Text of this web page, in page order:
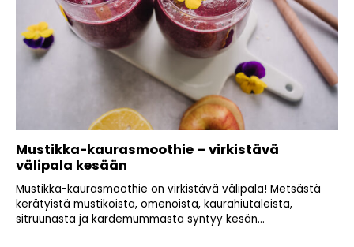
Mustikka-kaurasmoothie – virkistävä
välipala kesään
Mustikka-kaurasmoothie on virkistävä välipala! Metsästä
kerätyistä mustikoista, omenoista, kaurahiutaleista,
sitruunasta ja kardemummasta syntyy kesän...